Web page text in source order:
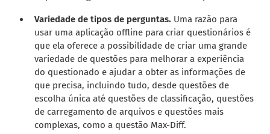
Variedade de tipos de perguntas. Uma razão para
usar uma aplicação offline para criar questionários é
que ela oferece a possibilidade de criar uma grande
variedade de questões para melhorar a experiência
do questionado e ajudar a obter as informações de
que precisa, incluindo tudo, desde questões de
escolha única até questões de classificação, questões
de carregamento de arquivos e questões mais
complexas, como a questão Max-Diff.